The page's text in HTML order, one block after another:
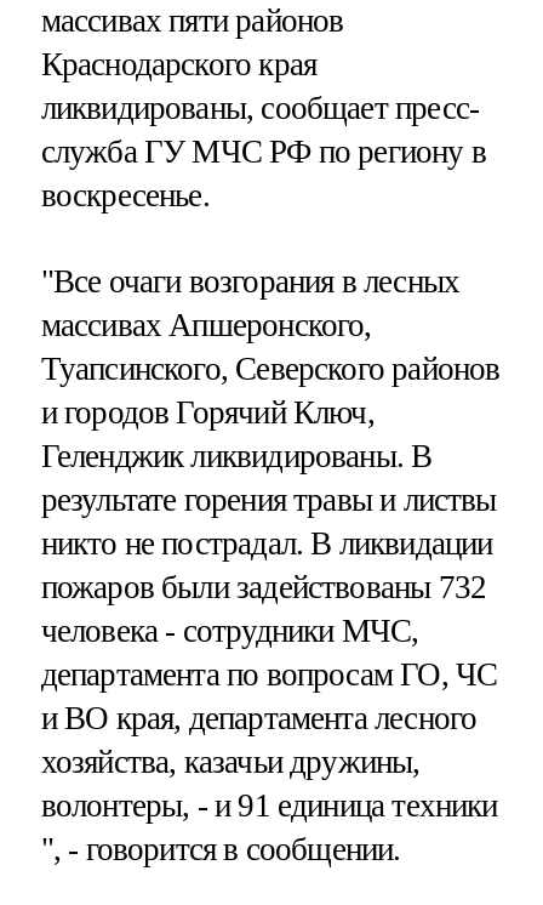
массивах пяти районов
Краснодарского края
ликвидированы, сообщает пресс-
служба ГУ МЧС РФ по региону в
воскресенье.
"Все очаги возгорания в лесных
массивах Апшеронского,
Туапсинского, Северского районов
и городов Горячий Ключ,
Геленджик ликвидированы. В
результате горения травы и листвы
никто не пострадал. В ликвидации
пожаров были задействованы 732
человека - сотрудники МЧС,
департамента по вопросам ГО, ЧС
и ВО края, департамента лесного
хозяйства, казачьи дружины,
волонтеры, - и 91 единица техники
", - говорится в сообщении.